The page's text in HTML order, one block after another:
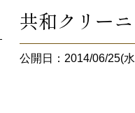
共和クリー
公開日：2014/06/25(